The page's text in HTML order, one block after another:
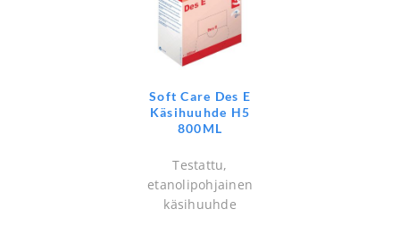
Soft Care Des E
Käsihuuhde H5
800ML
Testattu,
etanolipohjainen
käsihuuhde